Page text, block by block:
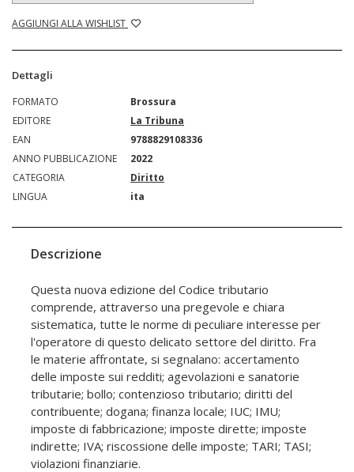
AGGIUNGI ALLA WISHLIST
Dettagli
FORMATO
Brossura
EDITORE
La Tribuna
EAN
9788829108336
ANNO PUBBLICAZIONE
2022
CATEGORIA
Diritto
LINGUA
ita
Descrizione
Questa nuova edizione del Codice tributario
comprende, attraverso una pregevole e chiara
sistematica, tutte le norme di peculiare interesse per
l'operatore di questo delicato settore del diritto. Fra
le materie affrontate, si segnalano: accertamento
delle imposte sui redditi; agevolazioni e sanatorie
tributarie; bollo; contenzioso tributario; diritti del
contribuente; dogana; finanza locale; IUC; IMU;
imposte di fabbricazione; imposte dirette; imposte
indirette; IVA; riscossione delle imposte; TARI; TASI;
violazioni finanziarie.